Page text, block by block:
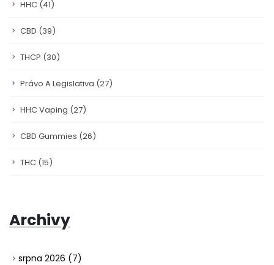
HHC (41)
CBD (39)
THCP (30)
Právo A Legislativa (27)
HHC Vaping (27)
CBD Gummies (26)
THC (15)
Archivy
srpna 2026 (7)